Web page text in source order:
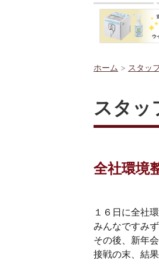
ホーム > スタッ
スタッ
全社環境
１６日に全社
みんなですみ
その後、新年
接戦の末、結